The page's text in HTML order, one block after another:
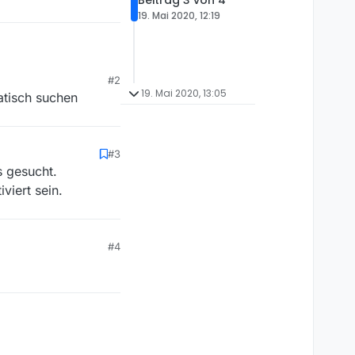
bei den Abos (unter
aus. Woran liegt
#2
suchen
#3
gesucht.
sein.
#4
19. Mai 2020, 12:19
19. Mai 2020, 13:05